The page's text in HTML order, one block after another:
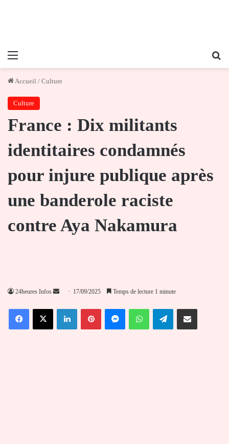
Menu
Accueil / Culture
Culture
France : Dix militants
identitaires condamnés
pour injure publique après
une banderole raciste
contre Aya Nakamura
24heures Infos
Envoyer
courriel
17/09/2025 Temps de lecture 1 minute
FacebookX LinkedinPinterestMessengerWhatsAppTelegramPartager par email